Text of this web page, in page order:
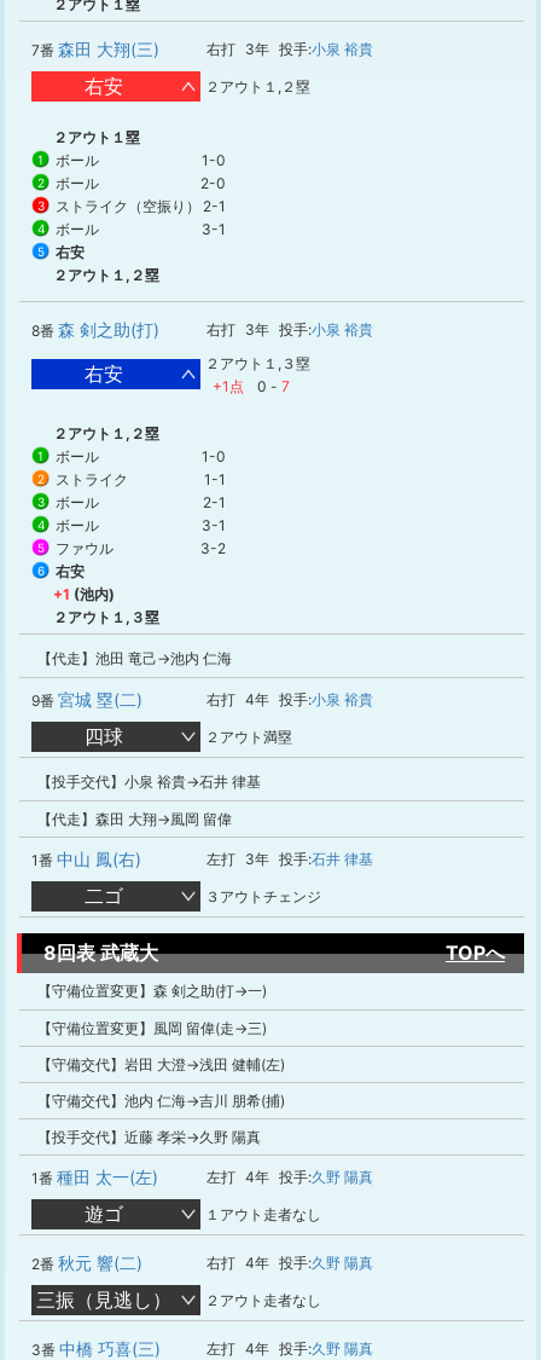
２アウト１塁
7番 森田 大翔(三) 右打 3年 投手:小泉 裕貴
右安 ２アウト１,２塁
２アウト１塁
1 ボール 1-0
2 ボール 2-0
3 ストライク（空振り） 2-1
4 ボール 3-1
5
右安
２アウト１,２塁
8番 森 剣之助(打) 右打 3年 投手:小泉 裕貴
右安
２アウト１,３塁
+1点
0 - 7
２アウト１,２塁
1 ボール 1-0
2 ストライク 1-1
3 ボール 2-1
4 ボール 3-1
5 ファウル 3-2
6
右安
+1 (池内)
２アウト１,３塁
【代走】池田 竜己→池内 仁海
9番 宮城 塁(二) 右打 4年 投手:小泉 裕貴
四球 ２アウト満塁
【投手交代】小泉 裕貴→石井 律基
【代走】森田 大翔→風岡 留偉
1番 中山 鳳(右) 左打 3年 投手:石井 律基
二ゴ ３アウトチェンジ
8回表 武蔵大 TOPへ
【守備位置変更】森 剣之助(打→一)
【守備位置変更】風岡 留偉(走→三)
【守備交代】岩田 大澄→浅田 健輔(左)
【守備交代】池内 仁海→吉川 朋希(捕)
【投手交代】近藤 孝栄→久野 陽真
1番 種田 太一(左) 左打 4年 投手:久野 陽真
遊ゴ １アウト走者なし
2番 秋元 響(二) 右打 4年 投手:久野 陽真
三振（見逃し） ２アウト走者なし
3番 中橋 巧喜(三) 左打 4年 投手:久野 陽真